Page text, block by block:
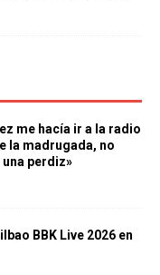
me hacía ir a la radio
la madrugada, no
perdiz»
BBK Live 2026 en